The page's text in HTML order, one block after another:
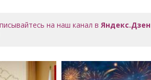
на наш канал вЯндекс.Дзен